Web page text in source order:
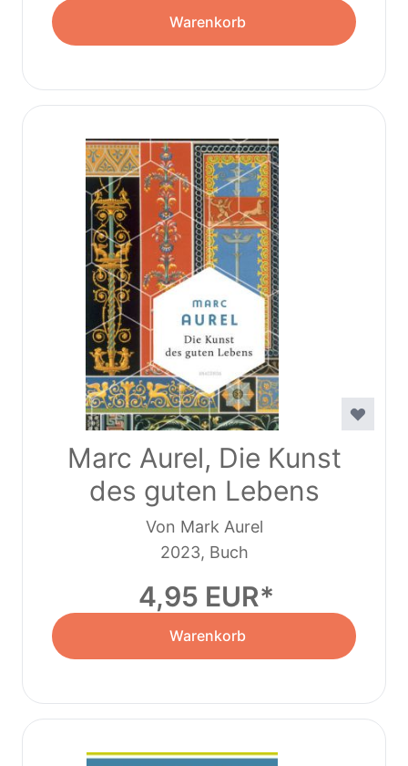
Warenkorb
Marc Aurel, Die Kunst
des guten Lebens
Von Mark Aurel
2023, Buch
4,95 EUR
Warenkorb